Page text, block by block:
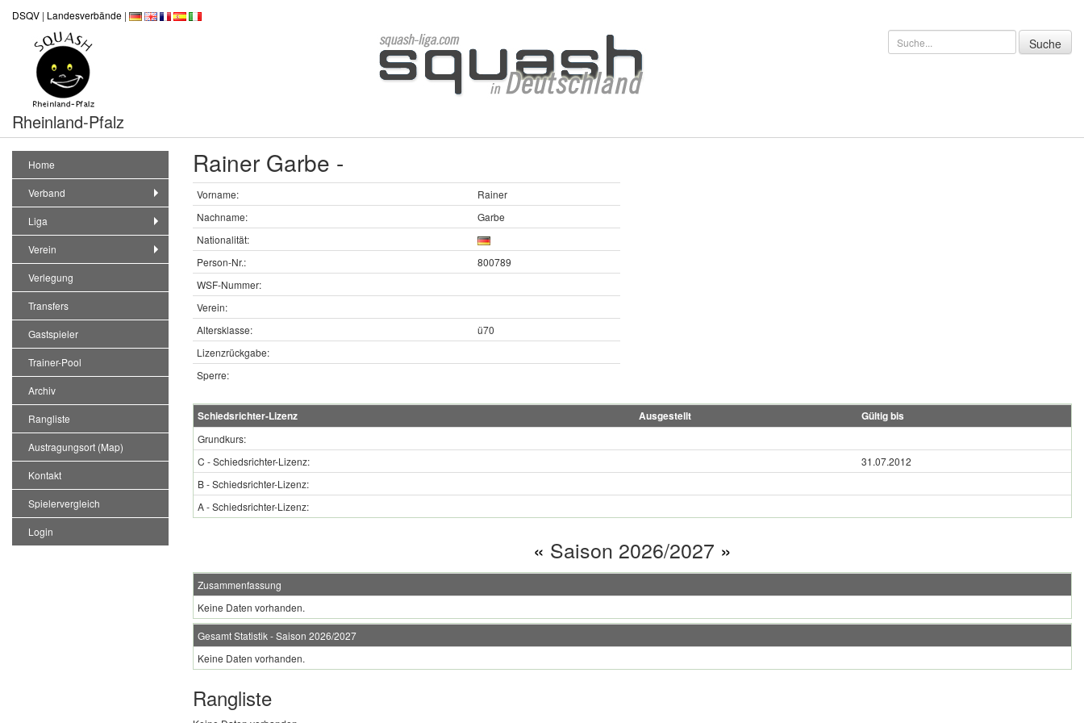
DSQV | Landesverbände |
Rheinland-Pfalz
Home
Verband
Liga
Verein
Verlegung
Transfers
Gastspieler
Trainer-Pool
Archiv
Rangliste
Austragungsort (Map)
Kontakt
Spielervergleich
Login
Rainer Garbe -
Vorname:
Rainer
Nachname:
Garbe
Nationalität:
Person-Nr.:
800789
WSF-Nummer:
Verein:
Altersklasse:
ü70
Lizenzrückgabe:
Sperre:
Schiedsrichter-Lizenz Ausgestellt Gültig bis
Grundkurs:
C - Schiedsrichter-Lizenz:
31.07.2012
B - Schiedsrichter-Lizenz:
A - Schiedsrichter-Lizenz:
« Saison 2026/2027 »
Zusammenfassung
Keine Daten vorhanden.
Gesamt Statistik - Saison 2026/2027
Keine Daten vorhanden.
Rangliste